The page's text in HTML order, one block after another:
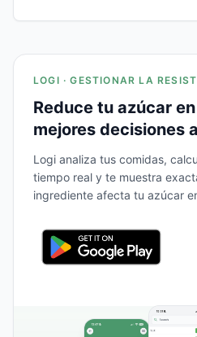
LOGI · GESTIONAR LA
Reduce tu azúcar
mejores decisiones
Logi analiza tus comidas,
tiempo real y te muestra
ingrediente afecta tu azúcar